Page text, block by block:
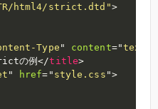
html4/strict.dtd">
Type" content="text/
の例</title>
" href= " style.css ">